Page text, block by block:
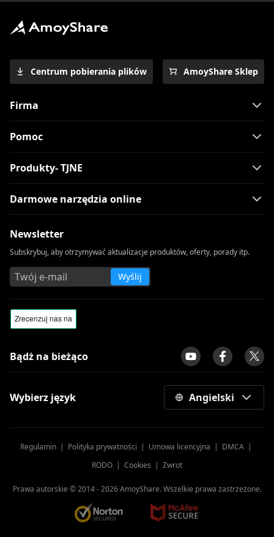
Niesamowita alternatywa YesMovies do
oglądania filmów [2023]
9 Best WatchSeries Alternatywa dla
oglądania seriali telewizyjnych
kreskówek online za darmo [2023]
Rozwiązania problemu niepowodzenia
odtwarzania Hulu [najnowsze w 2023 r.]
10 witryn, takich jak WorldStarHipHop,
odpowiedni dla Ciebie?
Alternatywy VIPBox: 14 najlepszych
witryn do oglądania sportu online
10 aplikacji, takich jak Snapchat |
wiadomości błyskawicznych i filtrów
twarzy
Centrum pobierania plików AmoyShare Sklep
Firma
Pomoc
Produkty- TJNE
Darmowe narzędzia online
Newsletter
Subskrybuj, aby otrzymywać aktualizacje produktów, oferty, porady itp.
Wyślij
Bądż na bieżąco
Wybierz język Angielski
Regulamin | Polityka prywatności | Umowa licencyjna | DMCA |
RODO | Cookies | Zwrot
Prawa autorskie © 2014 -2026AmoyShare. Wszelkie prawa zastrzeżone.